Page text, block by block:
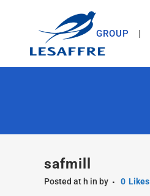
GROUP
safmill
Posted at h in by 0 Likes